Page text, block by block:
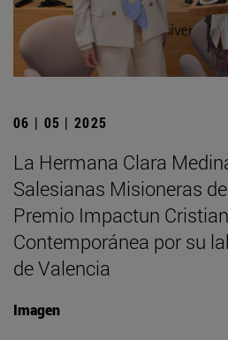
06 | 05 | 2025
La Hermana Clara
Salesianas Misioneras
Premio Impactun
Contemporánea por su
de Valencia
Imagen